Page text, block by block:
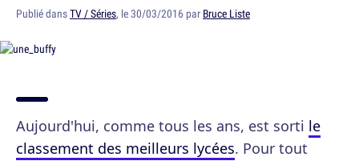
Publié dansTV / Séries, le 30/03/2016 par Bruce Liste
Aujourd'hui, comme tous les ans, est sorti le
classement des meilleurs lycées. Pour tout